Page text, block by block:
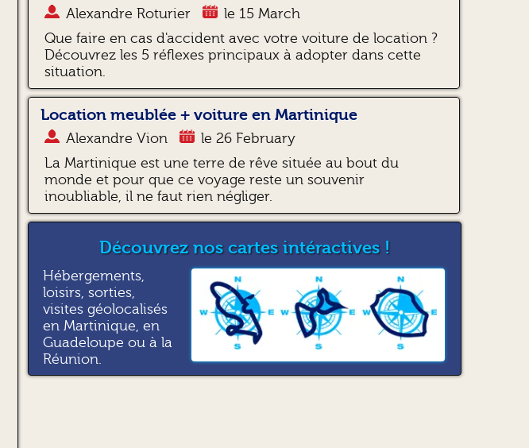
Alexandre Roturier
le 15 March
Que faire en cas d'accident avec votre voiture de location ?
Découvrez les 5 réflexes principaux à adopter dans cette
situation.
Location meublée + voiture en Martinique
Alexandre Vion
le 26 February
La Martinique est une terre de rêve située au bout du
monde et pour que ce voyage reste un souvenir
inoubliable, il ne faut rien négliger.
Découvrez nos cartes intéractives !
Hébergements,
loisirs, sorties,
visites géolocalisés
en Martinique, en
Guadeloupe ou à la
Réunion.